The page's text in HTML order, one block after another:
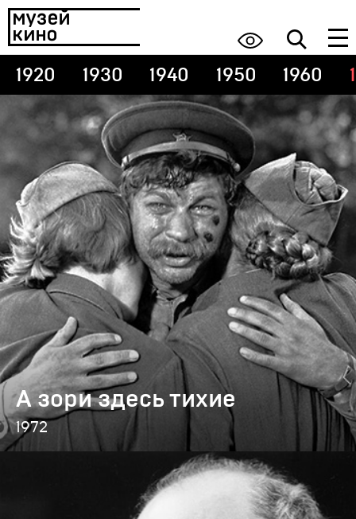
1920 1930 1940 1950 1960
А зори здесь тихие
1972